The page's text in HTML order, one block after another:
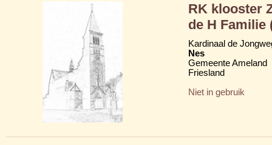
RK klooster
de H Familie
Kardinaal de
Nes
Gemeente Ameland
Friesland
Niet in gebruik